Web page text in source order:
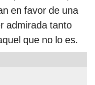
en favor de una
admirada tanto
que no lo es.